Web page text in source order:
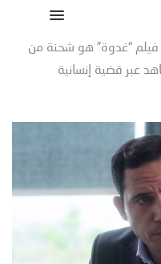
فيلم “غدوة” هو شحنة من
عبر قضية إنسانية